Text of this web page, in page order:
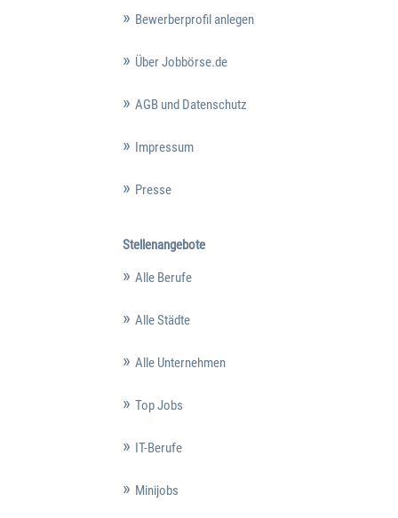
Bewerberprofil anlegen
Über Jobbörse.de
AGB und Datenschutz
Impressum
Presse
Stellenangebote
Alle Berufe
Alle Städte
Alle Unternehmen
Top Jobs
IT-Berufe
Minijobs